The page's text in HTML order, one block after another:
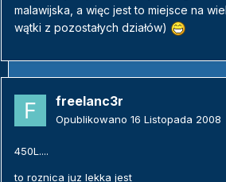
malawijska, a więc jest to miejsce na
wątki z pozostałych działów)
freelanc3r
Opublikowano 16 Listopada 2008
450L....
to roznica juz lekka jest